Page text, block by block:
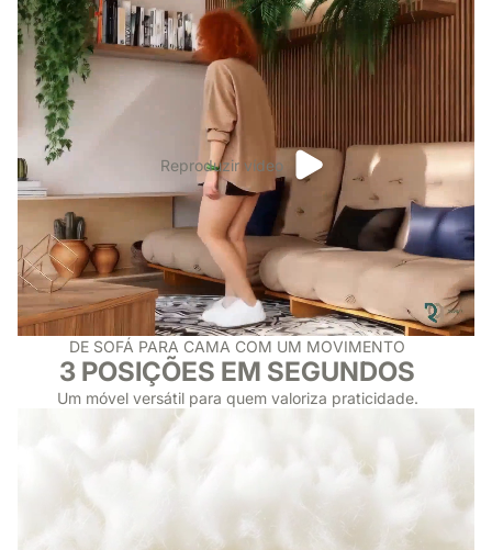
Reproduzir vídeo
DE SOFÁ PARA CAMA COM UM MOVIMENTO
3 POSIÇÕES EM SEGUNDOS
Um móvel versátil para quem valoriza praticidade.